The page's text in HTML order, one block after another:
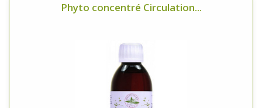
Phyto concentré Circulation...